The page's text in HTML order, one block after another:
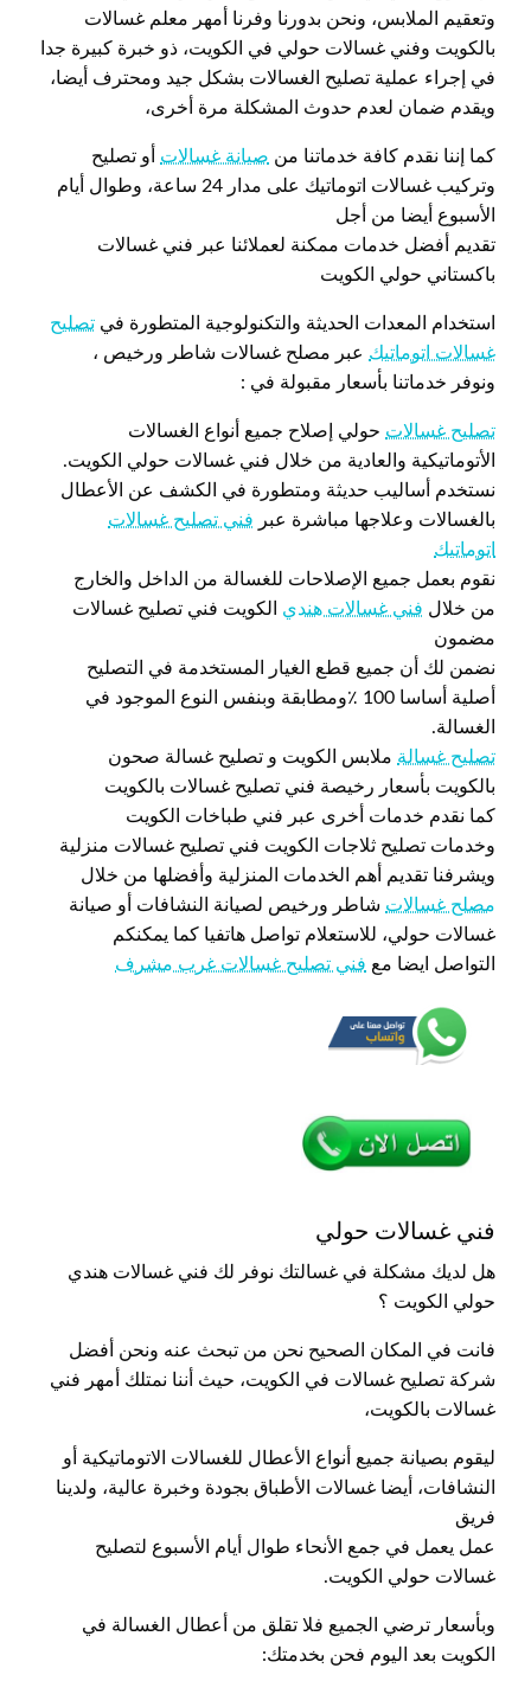
وتعقيم الملابس، ونحن بدورنا وفرنا أمهر معلم غسالات
بالكويت وفني غسالات حولي في الكويت، ذو خبرة كبيرة جدا
في إجراء عملية تصليح الغسالات بشكل جيد ومحترف أيضا،
ويقدم ضمان لعدم حدوث المشكلة مرة أخرى،
كما إننا نقدم كافة خدماتنا من صيانة غسالات أو تصليح
وتركيب غسالات اتوماتيك على مدار 24 ساعة، وطوال أيام
الأسبوع أيضا من أجل
تقديم أفضل خدمات ممكنة لعملائنا عبر فني غسالات
باكستاني حولي الكويت
استخدام المعدات الحديثة والتكنولوجية المتطورة في تصليح
غسالات اتوماتيك عبر مصلح غسالات شاطر ورخيص ،
ونوفر خدماتنا بأسعار مقبولة في :
تصليح غسالات حولي إصلاح جميع أنواع الغسالات
الأتوماتيكية والعادية من خلال فني غسالات حولي الكويت.
نستخدم أساليب حديثة ومتطورة في الكشف عن الأعطال
بالغسالات وعلاجها مباشرة عبر فني تصليح غسالات
اتوماتيك
نقوم بعمل جميع الإصلاحات للغسالة من الداخل والخارج
من خلال فني غسالات هندي الكويت فني تصليح غسالات
مضمون
نضمن لك أن جميع قطع الغيار المستخدمة في التصليح
أصلية أساسا 100 ٪ومطابقة وبنفس النوع الموجود في
الغسالة.
تصليح غسالة ملابس الكويت و تصليح غسالة صحون
بالكويت بأسعار رخيصة فني تصليح غسالات بالكويت
كما نقدم خدمات أخرى عبر فني طباخات الكويت
وخدمات تصليح ثلاجات الكويت فني تصليح غسالات منزلية
ويشرفنا تقديم أهم الخدمات المنزلية وأفضلها من خلال
مصلح غسالات شاطر ورخيص لصيانة النشافات أو صيانة
غسالات حولي، للاستعلام تواصل هاتفيا كما يمكنكم
التواصل ايضا مع فني تصليح غسالات غرب مشرف
فني غسالات حولي
هل لديك مشكلة في غسالتك نوفر لك فني غسالات هندي
حولي الكويت ؟
فانت في المكان الصحيح نحن من تبحث عنه ونحن أفضل
شركة تصليح غسالات في الكويت، حيث أننا نمتلك أمهر فني
غسالات بالكويت،
ليقوم بصيانة جميع أنواع الأعطال للغسالات الاتوماتيكية أو
النشافات، أيضا غسالات الأطباق بجودة وخبرة عالية، ولدينا
فريق
عمل يعمل في جمع الأنحاء طوال أيام الأسبوع لتصليح
غسالات حولي الكويت.
وبأسعار ترضي الجميع فلا تقلق من أعطال الغسالة في
الكويت بعد اليوم فحن بخدمتك: